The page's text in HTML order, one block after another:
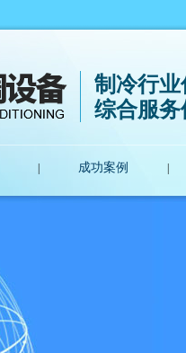
制冷行业
综合服务
成功案例